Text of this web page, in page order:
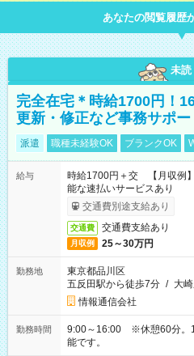
あなたの閲覧履歴
未読
完全在宅＊時給1700円！
更新・修正など事務サポー
派遣 職種未経験OK ブランクOK
給与
時給1700円＋交 【月収例
能な速払いサービスあり
交通費別途支給あり
交通費 交通費支給あり
月収例 25～30万円
勤務地
東京都品川区
五反田駅から徒歩7分 / 大
情報通信会社
勤務時間
9:00～16:00 ※休憩60分。
能です。